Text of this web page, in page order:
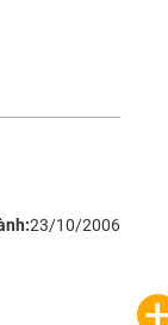
23/10/2006